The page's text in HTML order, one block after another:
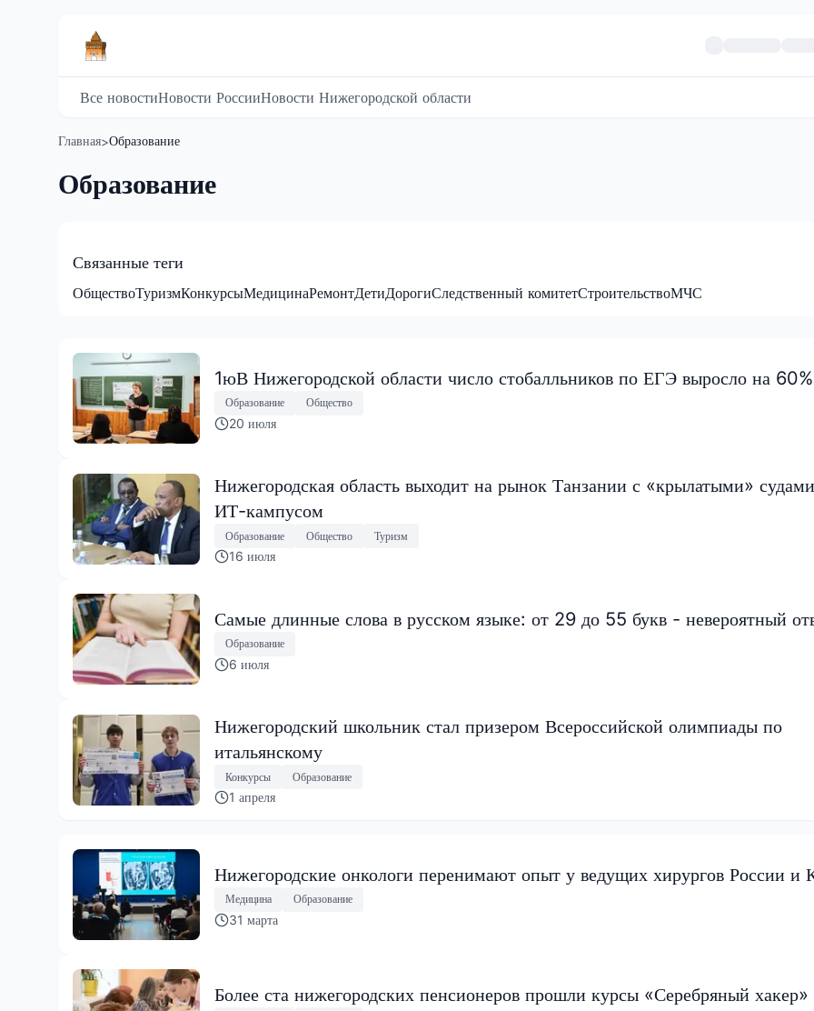
Все новостиНовости РоссииНовости Нижегородской области
Главная>Образование
Образование
Связанные теги
ОбществоТуризмКонкурсыМедицинаРемонтДетиДорогиСледственный комитетСтроительствоМЧС
1юВ Нижегородской области число стобалльников по ЕГЭ выросло на 60%
Образование Общество
20 июля
Нижегородская область выходит на рынок Танзании с «крылатыми»
ИТ-кампусом
Образование Общество Туризм
16 июля
Самые длинные слова в русском языке: от 29 до 55 букв - невероятный
Образование
6 июля
Нижегородский школьник стал призером Всероссийской олимпиады по
итальянскому
Конкурсы Образование
1 апреля
Нижегородские онкологи перенимают опыт у ведущих хирургов России и
Медицина Образование
31 марта
Более ста нижегородских пенсионеров прошли курсы «Серебряный хакер»